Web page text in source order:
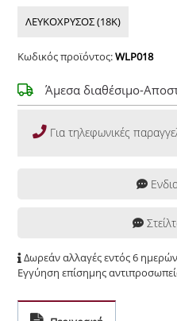
ΛΕΥΚΟΧΡΥΣΟΣ (18Κ)
Κωδικός προϊόντος:WLP018
Άμεσα διαθέσιμο-
Για τηλεφωνικές
Δωρεάν αλλαγές εντός 6 ημερών
Εγγύηση επίσημης